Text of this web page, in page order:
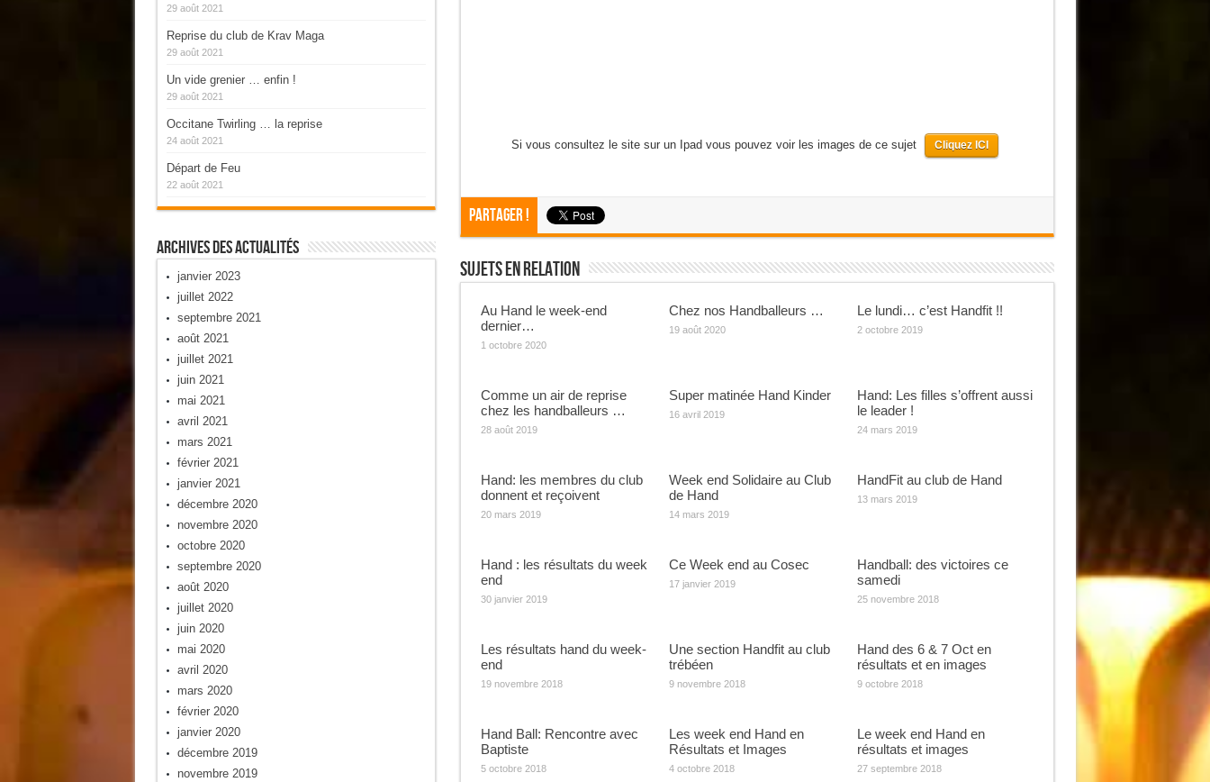
Si vous consultez le site sur un Ipad vous pouvez voir les images de ce sujet Cliquez ICI
Partager !
Sujets En Relation
Au Hand le week-end
dernier…
1 octobre 2020
Chez nos Handballeurs …
19 août 2020
Le lundi… c’est Handfit !!
2 octobre 2019
Comme un air de reprise
chez les handballeurs …
28 août 2019
Super matinée Hand Kinder
16 avril 2019
Hand: Les filles s’offrent aussi
le leader !
24 mars 2019
Hand: les membres du club
donnent et reçoivent
20 mars 2019
Week end Solidaire au Club
de Hand
14 mars 2019
HandFit au club de Hand
13 mars 2019
Hand : les résultats du week
end
30 janvier 2019
Ce Week end au Cosec
17 janvier 2019
Handball: des victoires ce
samedi
25 novembre 2018
Les résultats hand du week-
end
19 novembre 2018
Une section Handfit au club
trébéen
9 novembre 2018
Hand des 6 & 7 Oct en
résultats et en images
9 octobre 2018
Hand Ball: Rencontre avec
Baptiste
5 octobre 2018
Les week end Hand en
Résultats et Images
4 octobre 2018
Le week end Hand en
résultats et images
27 septembre 2018
29 août 2021
Reprise du club de Krav Maga
29 août 2021
Un vide grenier … enfin !
29 août 2021
Occitane Twirling … la reprise
24 août 2021
Départ de Feu
22 août 2021
Archives Des Actualités
janvier 2023
juillet 2022
septembre 2021
août 2021
juillet 2021
juin 2021
mai 2021
avril 2021
mars 2021
février 2021
janvier 2021
décembre 2020
novembre 2020
octobre 2020
septembre 2020
août 2020
juillet 2020
juin 2020
mai 2020
avril 2020
mars 2020
février 2020
janvier 2020
décembre 2019
novembre 2019